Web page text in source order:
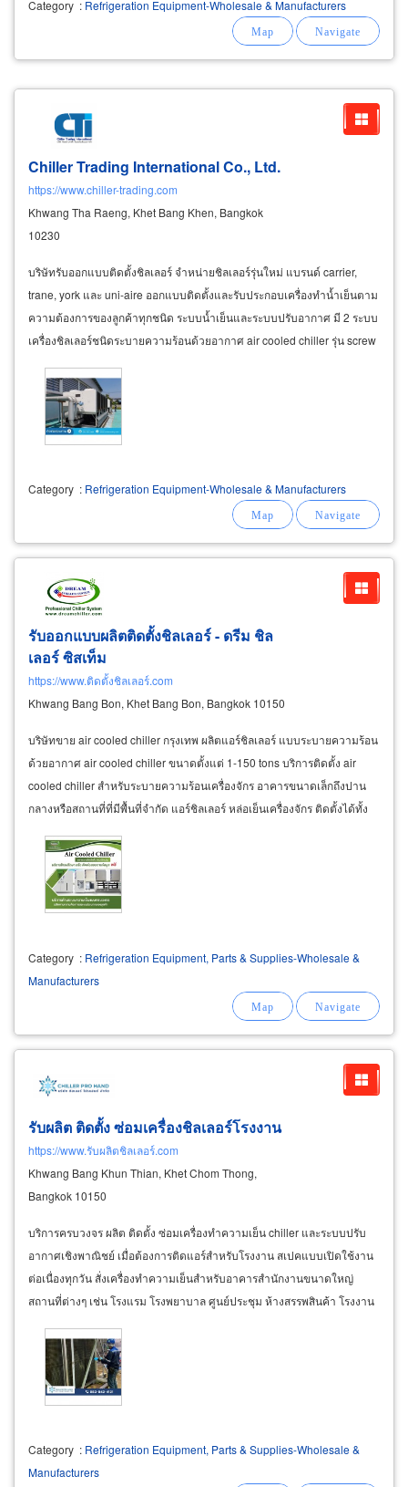
คอนโทรลทุกรูปแบบ เครื่องปรับอากาศสำหรับตู้
Category : Refrigeration Equipment-Wholesale & Manufacturers
Chiller Trading International Co., Ltd.
https://www.chiller-trading.com
Khwang Tha Raeng, Khet Bang Khen, Bangkok
10230
บริษัทรับออกแบบติดตั้งชิลเลอร์ จำหน่ายชิลเลอร์รุ่นใหม่ แบรนด์ carrier,
trane, york และ uni-aire ออกแบบติดตั้งและรับประกอบเครื่องทำน้ำเย็นตาม
ความต้องการของลูกค้าทุกชนิด ระบบน้ำเย็นและระบบปรับอากาศ มี 2 ระบบ
เครื่องชิลเลอร์ชนิดระบายความร้อนด้วยอากาศ air cooled chiller รุ่น screw
Category : Refrigeration Equipment-Wholesale & Manufacturers
รับออกแบบผลิตติดตั้งชิลเลอร์ - ดรีม ชิล
เลอร์ ซิสเท็ม
https://www.ติดตั้งชิลเลอร์.com
Khwang Bang Bon, Khet Bang Bon, Bangkok 10150
บริษัทขาย air cooled chiller กรุงเทพ ผลิตแอร์ชิลเลอร์ แบบระบายความร้อน
ด้วยอากาศ air cooled chiller ขนาดตั้งแต่ 1-150 tons บริการติดตั้ง air
cooled chiller สำหรับระบายความร้อนเครื่องจักร อาคารขนาดเล็กถึงปาน
กลางหรือสถานที่ที่มีพื้นที่จำกัด แอร์ชิลเลอร์ หล่อเย็นเครื่องจักร ติดตั้งได้ทั้ง
Category : Refrigeration Equipment, Parts & Supplies-Wholesale &
Manufacturers
รับผลิต ติดตั้ง ซ่อมเครื่องชิลเลอร์โรงงาน
https://www.รับผลิตชิลเลอร์.com
Khwang Bang Khun Thian, Khet Chom Thong,
Bangkok 10150
บริการครบวงจร ผลิต ติดตั้ง ซ่อมเครื่องทำความเย็น chiller และระบบปรับ
อากาศเชิงพาณิชย์ เมื่อต้องการติดแอร์สำหรับโรงงาน สเปคแบบเปิดใช้งาน
ต่อเนื่องทุกวัน สั่งเครื่องทำความเย็นสำหรับอาคารสำนักงานขนาดใหญ่
สถานที่ต่างๆ เช่น โรงแรม โรงพยาบาล ศูนย์ประชุม ห้างสรรพสินค้า โรงงาน
Category : Refrigeration Equipment, Parts & Supplies-Wholesale &
Manufacturers